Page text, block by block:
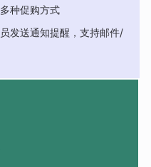
种促购方式
发送通知提醒，支持邮件/